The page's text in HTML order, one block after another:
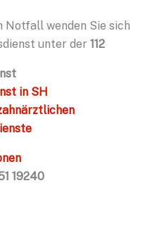
Notfall wenden Sie sich
unter der 112
in SH
19240